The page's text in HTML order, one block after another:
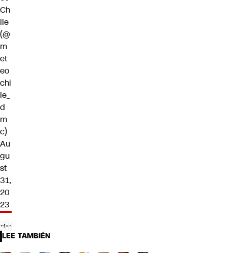
Ch
ile
(@
m
et
eo
chi
le_
d
m
c)
Au
gu
st
31,
20
23
LEE TAMBIÉN